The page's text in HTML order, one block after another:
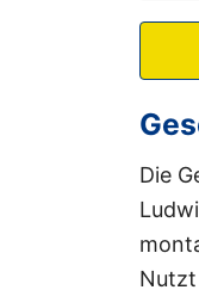
Die
Nutzt